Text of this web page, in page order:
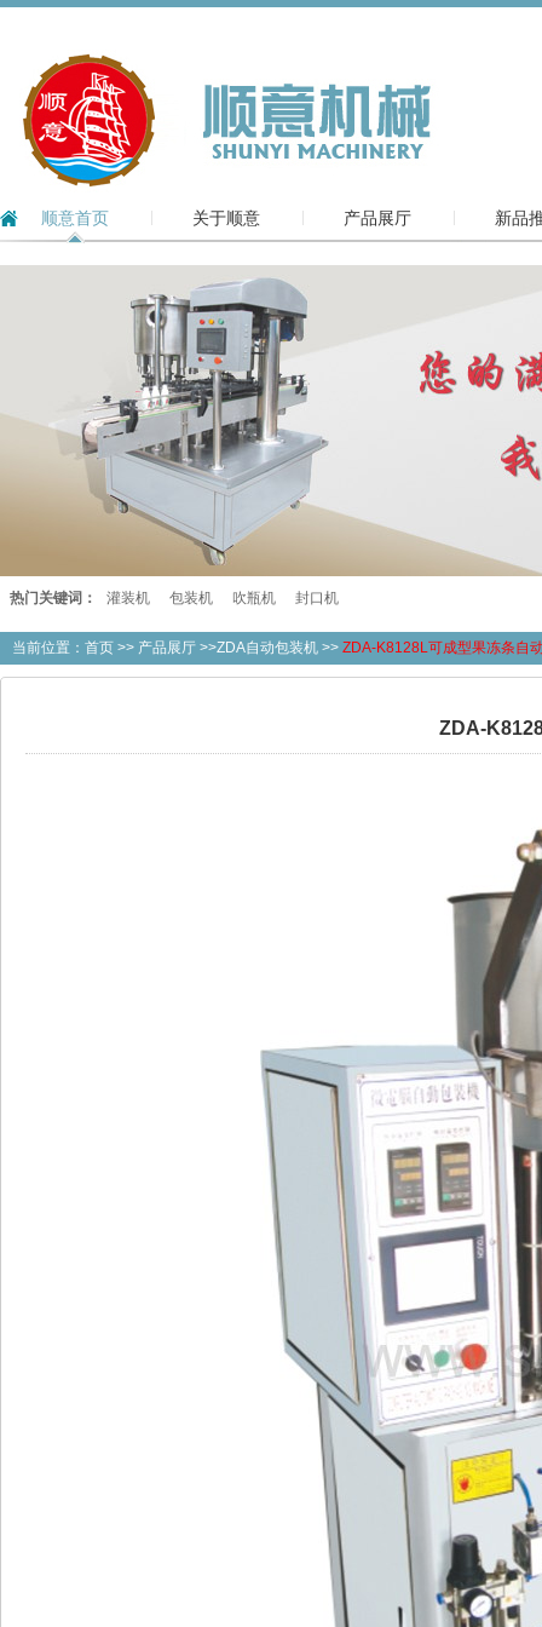
顺意首页 关于顺意 产品展厅 新品
热门关键词： 灌装机 包装机 吹瓶机 封口机
当前位置： 首页 >> 产品展厅 >>ZDA自动包装机 >> ZDA-K8128L可成型果冻条自
ZDA-